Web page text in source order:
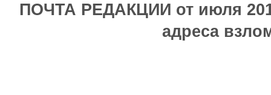
ПОЧТА РЕДАКЦИИ от июля
адреса